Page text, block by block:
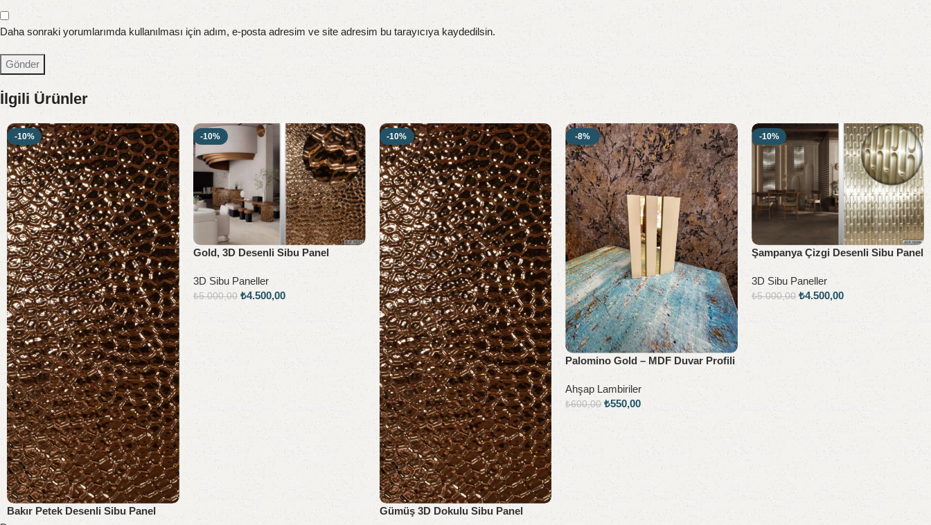
Daha sonraki yorumlarımda kullanılması için adım, e-posta adresim ve site adresim bu tarayıcıya kaydedilsin.
İlgili Ürünler
-10%
Bakır Petek Desenli Sibu Panel
-10%
Gold, 3D Desenli Sibu Panel
3D Sibu Paneller
₺5.000,00 ₺4.500,00
-10%
Gümüş 3D Dokulu Sibu Panel
-8%
Palomino Gold – MDF Duvar Profili
Ahşap Lambiriler
₺600,00 ₺550,00
-10%
Şampanya Çizgi Desenli Sibu Panel
3D Sibu Paneller
₺5.000,00 ₺4.500,00